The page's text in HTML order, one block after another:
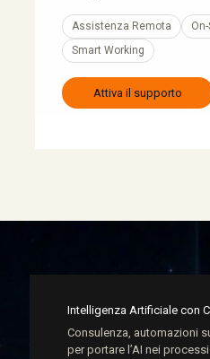
Assistenza Remota
Smart Working
Attiva il supporto
Intelligenza Artificiale con
Consulenza, automazioni
per portare l’AI nei